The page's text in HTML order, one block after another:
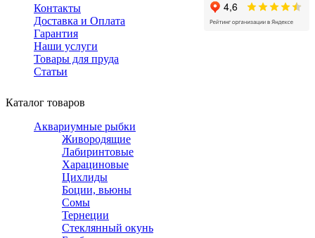
Контакты
Доставка и Оплата
Гарантия
Наши услуги
Товары для пруда
Статьи
Каталог товаров
Аквариумные рыбки
Живородящие
Лабиринтовые
Харациновые
Цихлиды
Боции, вьюны
Сомы
Тернеции
Стеклянный окунь